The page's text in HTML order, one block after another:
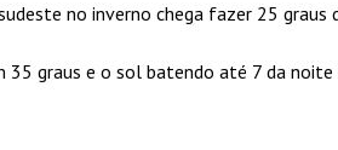
no inverno chega fazer 25 graus
35 graus e o sol batendo até 7 da